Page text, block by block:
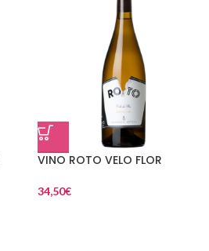
VINO ROTO VELO FLOR
34,50€